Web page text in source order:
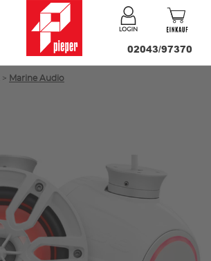
02043/97370
> Marine Audio